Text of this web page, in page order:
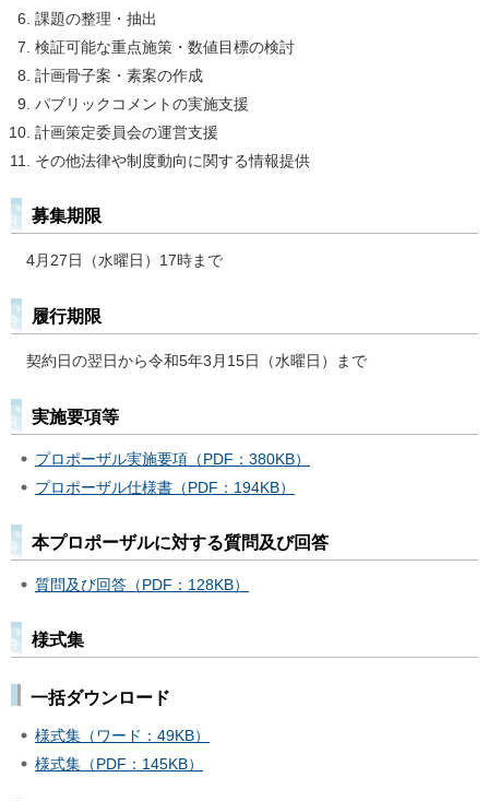
課題の整理・抽出
検証可能な重点施策・数値目標の検討
計画骨子案・素案の作成
パブリックコメントの実施支援
計画策定委員会の運営支援
その他法律や制度動向に関する情報提供
募集期限
4月27日（水曜日）17時まで
履行期限
契約日の翌日から令和5年3月15日（水曜日）まで
実施要項等
プロポーザル実施要項（PDF：380KB）
プロポーザル仕様書（PDF：194KB）
本プロポーザルに対する質問及び回答
質問及び回答（PDF：128KB）
様式集
一括ダウンロード
様式集（ワード：49KB）
様式集（PDF：145KB）